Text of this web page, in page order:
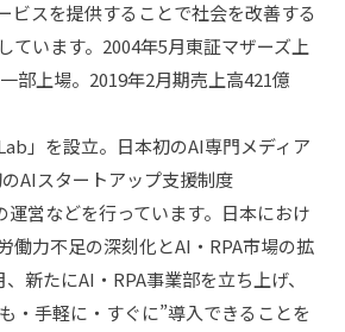
ビスを提供することで社会を改善する
ています。2004年5月東証マザーズ上
部上場。2019年2月期売上高421億
」を設立。日本初のAI専門メディア
のAIスタートアップ支援制度
運営などを行っています。日本におけ
働力不足の深刻化とAI・RPA市場の拡
新たにAI・RPA事業部を立ち上げ、
・手軽に・すぐに”導入できることを